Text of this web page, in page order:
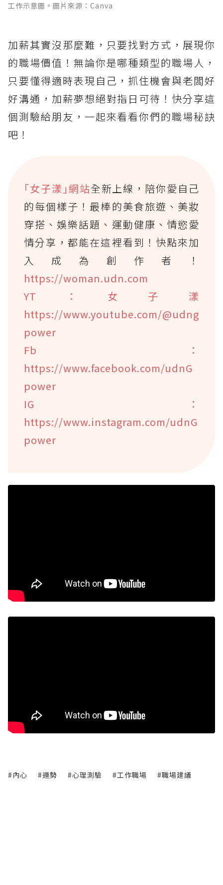
工作示意圖。圖片來源：Canva
加薪其實沒那麼難，只要找對方式，展現你
的職場價值！無論你是哪種類型的職場人，
只要懂得適時表現自己，抓住機會與老闆好
好溝通，加薪夢想絕對指日可待！快分享這
個測驗給朋友，一起來看看你們的職場秘訣
吧！
｢女子漾｣網站全新上線，陪你愛自己
的每個樣子！最棒的美食旅遊、美妝
穿搭、娛樂話題、運動健康、情慾愛
情分享，都能在這裡看到！快點來加
入成為創作者！
https://woman.udn.com
YT：女子漾
https://www.youtube.com/@udng
power
Fb：
https://www.facebook.com/udnG
power
IG：
https://www.instagram.com/udnG
power
#內心 #運勢 #心理測驗 #工作職場 #職場建議